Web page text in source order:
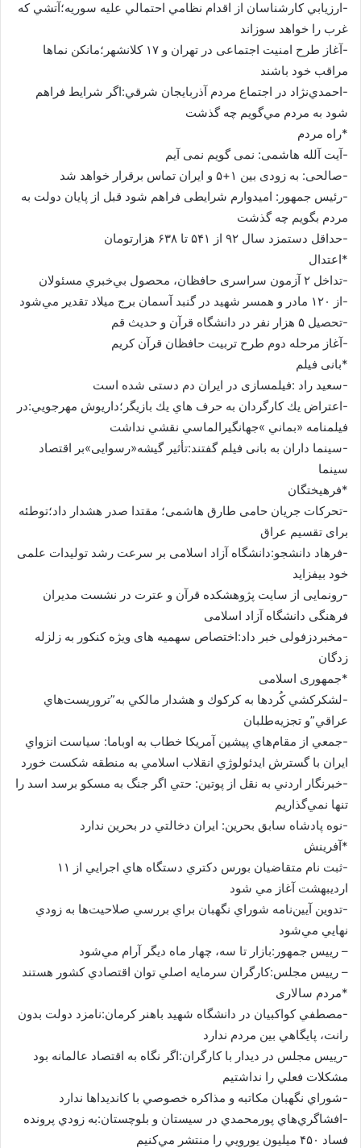
-ارزيابي كارشناسان از اقدام نظامي احتمالي عليه سوريه؛آتشي كه
غرب را خواهد سوزاند
-آغاز طرح امنیت اجتماعی در تهران و ۱۷ کلانشهر؛مانکن نماها
مراقب خود باشند
-احمدي‌نژاد در اجتماع مردم آذربايجان شرقي:اگر شرایط فراهم
شود به مردم مي‌گويم چه گذشت
*راه مردم
-آیت آلله هاشمی: نمی گویم نمی آیم
-صالحی: به زودی بین ۱+۵ و ایران تماس برقرار خواهد شد
-رئیس جمهور: امیدوارم شرایطی فراهم شود قبل از پایان دولت به
مردم بگویم چه گذشت
-حداقل دستمزد سال ۹۲ از ۵۴۱ تا ۶۳۸ هزارتومان
*اعتدال
-تداخل ۲ آزمون سراسری حافظان، محصول بي‌خبري مسئولان
-از ۱۲۰ مادر و همسر شهید در گنبد آسمان برج میلاد تقدیر مي‌شود
-تحصیل ۵ هزار نفر در دانشگاه قرآن و حدیث قم
-آغاز مرحله دوم طرح تربیت حافظان قرآن کریم
*بانی فیلم
-سعيد راد :فيلمسازى در ايران دم دستى شده است
-اعتراض يك كارگردان به حرف هاي يك بازيگر؛داريوش مهرجويي:در
فيلمنامه «بماني »جهانگيرالماسي نقشي نداشت
-سینما داران به بانی فیلم گفتند:تأثير گيشه«رسوایی»بر اقتصاد
سينما
*فرهیختگان
-تحرکات جریان حامی طارق هاشمی؛ مقتدا صدر هشدار داد؛توطئه
برای تقسیم عراق
-فرهاد دانشجو:دانشگاه آزاد اسلامی بر سرعت رشد تولیدات علمی
خود بیفزاید
-رونمایی از سایت پژوهشکده قرآن و عترت در نشست مدیران
فرهنگی دانشگاه آزاد اسلامی
-مخبردزفولی خبر داد:اختصاص سهمیه های ویژه کنکور به زلزله
زدگان
*جمهوری اسلامی
-لشكركشي كُردها به كركوك و هشدار مالكي به”تروريست‌هاي
عراقي”و تجزيه‌طلبان
-جمعي از مقام‌هاي پيشين آمريكا خطاب به اوباما: سياست انزواي
ايران با گسترش ايدئولوژي انقلاب اسلامي به منطقه شكست خورد
-خبرنگار اردني به نقل از پوتين: حتي اگر جنگ به مسكو برسد اسد را
تنها نمي‌گذاريم
-نوه پادشاه سابق بحرين: ايران دخالتي در بحرين ندارد
*آفرینش
-ثبت نام متقاضيان بورس دکتري دستگاه هاي اجرايي از ۱۱
ارديبهشت آغاز مي شود
-تدوين آيين‌نامه شوراي نگهبان براي بررسي صلاحيت‌ها به زودي
نهايي مي‌شود
– رييس جمهور:بازار تا سه، چهار ماه ديگر آرام مي‌شود
– رييس‌ مجلس:کارگران سرمايه اصلي توان اقتصادي کشور هستند
*مردم سالاری
-مصطفي کواکبيان در دانشگاه شهيد باهنر کرمان:نامزد دولت بدون
رانت، پايگاهي بين مردم ندارد
-رييس مجلس در ديدار با کارگران:اگر نگاه به اقتصاد عالمانه بود
مشکلات فعلي را نداشتيم
-شوراي نگهبان مکاتبه و مذاکره خصوصي با کانديداها ندارد
-افشاگري‌هاي پورمحمدي در سيستان و بلوچستان:به زودي پرونده
فساد ۴۵۰ ميليون يورويي را منتشر مي‌کنيم